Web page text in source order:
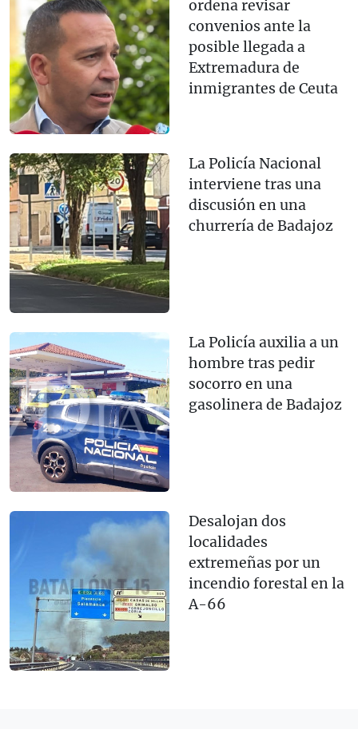
ordena revisar
convenios ante la
posible llegada a
Extremadura de
inmigrantes de Ceuta
La Policía Nacional
interviene tras una
discusión en una
churrería de Badajoz
La Policía auxilia a un
hombre tras pedir
socorro en una
gasolinera de Badajoz
Desalojan dos
localidades
extremeñas por un
incendio forestal en la
A-66